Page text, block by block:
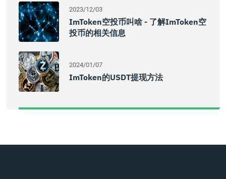
2023/12/03
ImToken空投币叫啥 - 了解imToken空
投币的相关信息
2024/01/07
ImToken的USDT提现方法